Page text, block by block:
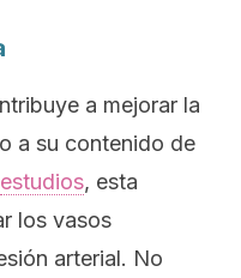
a mejorar la
a su contenido de
estudios, esta
los vasos
arterial. No